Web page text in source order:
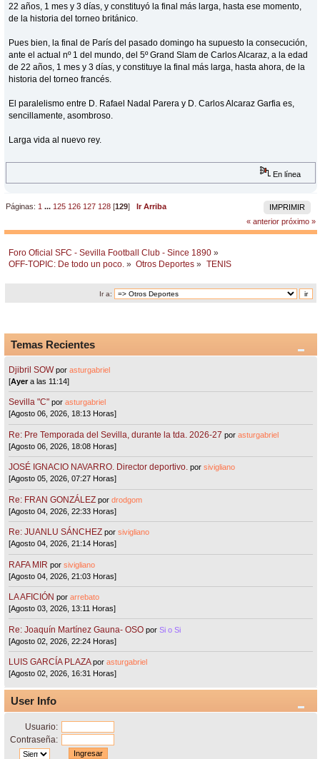
22 años, 1 mes y 3 días, y constituyó la final más larga, hasta ese momento,
de la historia del torneo británico.
Pues bien, la final de París del pasado domingo ha supuesto la consecución,
ante el actual nº 1 del mundo, del 5º Grand Slam de Carlos Alcaraz, a la edad
de 22 años, 1 mes y 3 días, y constituye la final más larga, hasta ahora, de la
historia del torneo francés.
El paralelismo entre D. Rafael Nadal Parera y D. Carlos Alcaraz Garfia es,
sencillamente, asombroso.
Larga vida al nuevo rey.
En línea
IMPRIMIR
Páginas: 1 ... 125 126 127 128 [129]Ir Arriba
« anterior próximo »
Foro Oficial SFC - Sevilla Football Club - Since 1890 »
OFF-TOPIC: De todo un poco. » Otros Deportes » TENIS
Ir a:
Temas Recientes
Djibril SOW porasturgabriel
[Ayera las 11:14]
Sevilla "C"porasturgabriel
[Agosto 06, 2026, 18:13 Horas]
Re: Pre Temporada del Sevilla, durante la tda. 2026-27 porasturgabriel
[Agosto 06, 2026, 18:08 Horas]
JOSÉ IGNACIO NAVARRO. Director deportivo. porsivigliano
[Agosto 05, 2026, 07:27 Horas]
Re: FRAN GONZÁLEZ pordrodgom
[Agosto 04, 2026, 22:33 Horas]
Re: JUANLU SÁNCHEZ porsivigliano
[Agosto 04, 2026, 21:14 Horas]
RAFA MIR porsivigliano
[Agosto 04, 2026, 21:03 Horas]
LA AFICIÓN porarrebato
[Agosto 03, 2026, 13:11 Horas]
Re: Joaquín Martínez Gauna- OSO porSi o Si
[Agosto 02, 2026, 22:24 Horas]
LUIS GARCÍA PLAZA porasturgabriel
[Agosto 02, 2026, 16:31 Horas]
User Info
Usuario:
Contraseña: